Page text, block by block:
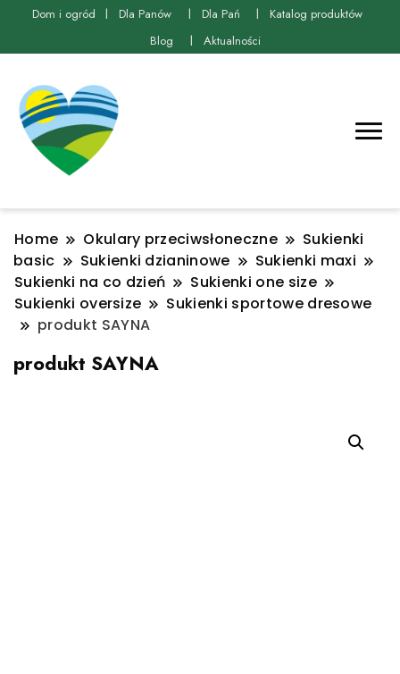
Dom i ogród Dla Panów Dla Pań
Katalog produktów
Blog
Aktualności
Home Okulary przeciwsłoneczne
Sukienki
basic
Sukienki dzianinowe
Sukienki maxi
Sukienki na co dzień
Sukienki one size
Sukienki oversize
Sukienki sportowe dresowe
produkt SAYNA
produkt SAYNA